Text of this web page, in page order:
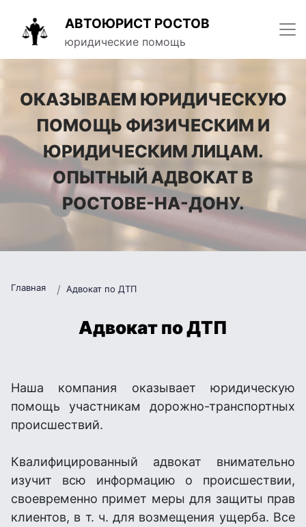
АВТОЮРИСТ РОСТОВ
юридические помощь
ОКАЗЫВАЕМ ЮРИДИЧЕСКУЮ
ПОМОЩЬ ФИЗИЧЕСКИМ И
ЮРИДИЧЕСКИМ ЛИЦАМ.
ОПЫТНЫЙ АДВОКАТ В
РОСТОВЕ-НА-ДОНУ.
Главная Адвокат по ДТП
Адвокат по ДТП
Наша компания оказывает юридическую
помощь участникам дорожно-транспортных
происшествий.
Квалифицированный адвокат внимательно
изучит всю информацию о происшествии,
своевременно примет меры для защиты прав
клиентов, в т. ч. для возмещения ущерба. Все